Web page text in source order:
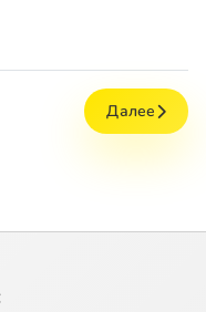
Далее